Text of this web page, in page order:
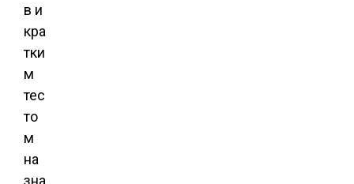
в и
кра
тки
м
тес
то
м
на
зна